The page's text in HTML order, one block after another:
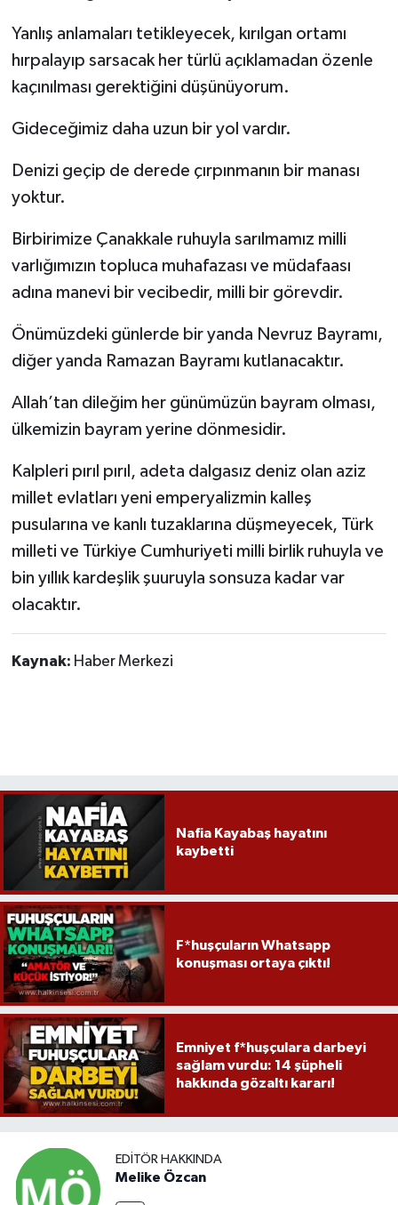
Yanlış anlamaları tetikleyecek, kırılgan ortamı
hırpalayıp sarsacak her türlü açıklamadan özenle
kaçınılması gerektiğini düşünüyorum.
Gideceğimiz daha uzun bir yol vardır.
Denizi geçip de derede çırpınmanın bir manası
yoktur.
Birbirimize Çanakkale ruhuyla sarılmamız milli
varlığımızın topluca muhafazası ve müdafaası
adına manevi bir vecibedir, milli bir görevdir.
Önümüzdeki günlerde bir yanda Nevruz Bayramı,
diğer yanda Ramazan Bayramı kutlanacaktır.
Allah’tan dileğim her günümüzün bayram olması,
ülkemizin bayram yerine dönmesidir.
Kalpleri pırıl pırıl, adeta dalgasız deniz olan aziz
millet evlatları yeni emperyalizmin kalleş
pusularına ve kanlı tuzaklarına düşmeyecek, Türk
milleti ve Türkiye Cumhuriyeti milli birlik ruhuyla ve
bin yıllık kardeşlik şuuruyla sonsuza kadar var
olacaktır.
Kaynak: Haber Merkezi
Nafia Kayabaş hayatını
kaybetti
F*huşçuların Whatsapp
konuşması ortaya çıktı!
Emniyet f*huşçulara darbeyi
sağlam vurdu: 14 şüpheli
hakkında gözaltı kararı!
EDITÖR HAKKINDA
Melike Özcan